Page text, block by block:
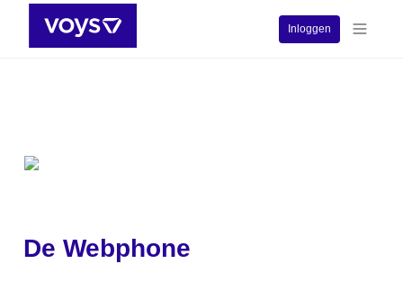
Inloggen
De Webphone